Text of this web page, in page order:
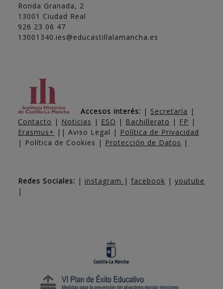
Ronda Granada, 2
13001 Ciudad Real
926 23 06 47
13001340.ies@educastillalamancha.es
Accesos interés: | Secretaría |
Contacto | Noticias | ESO | Bachillerato | FP |
Erasmus+ || Aviso Legal | Política de Privacidad
| Política de Cookies | Protección de Datos |
Redes Sociales: | instagram | facebook | youtube
|